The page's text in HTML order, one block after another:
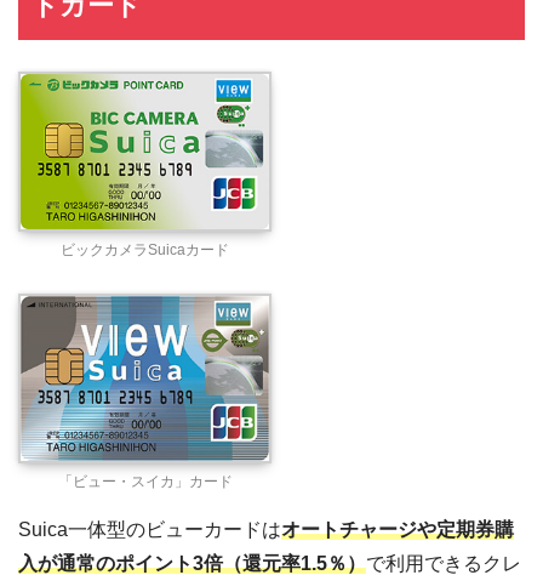
ビックカメラSuicaカード
「ビュー・スイカ」カード
Suica一体型のビューカードはオートチャージや定期券購
入が通常のポイント3倍（還元率1.5％）で利用できるクレ